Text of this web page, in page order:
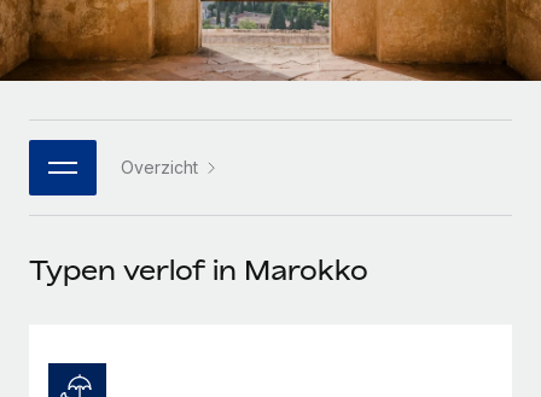
Platform
Ingebouwde essentiële HR-functies voor je team
Integraties
DIENSTEN
Krijg hulp van global HR- en juridische experts
Enterprise
Global HR voor grote bedrijven
WERK MET ONS SAMEN
Strategische technologiepartners
Een partner worden
Integraties en advies over AI-automatiseringen
HR-woordenlijst
Checklists en templates
Webinars
Newsroom
Inzichtencentrum
Italiano
Português (Portugal)
日本語
한국어
Overzicht
Typen verlof in Marokko